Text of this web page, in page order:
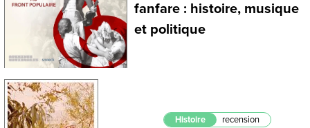
fanfare : histoire, musique
et politique
Histoire recension